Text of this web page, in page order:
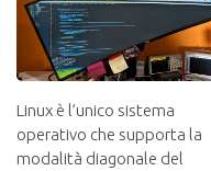
Linux è l’unico sistema
operativo che supporta la
modalità diagonale del